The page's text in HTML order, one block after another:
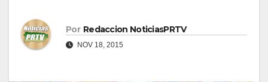
Por Redaccion NoticiasPRTV
NOV 18, 2015